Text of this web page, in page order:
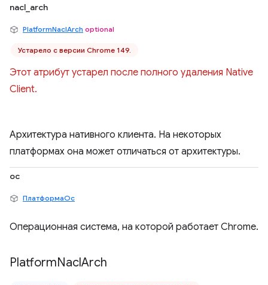
nacl_arch
PlatformNaclArch optional
Устарело с версии Chrome 149.
Этот атрибут устарел после полного удаления Native
Client.
Архитектура нативного клиента. На некоторых
платформах она может отличаться от архитектуры.
ос
ПлатформаОс
Операционная система, на которой работает Chrome.
PlatformNaclArch